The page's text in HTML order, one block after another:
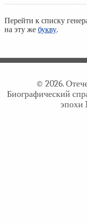
Перейти к списку
на эту же букву.
© 2026.
Биографический
эпохи